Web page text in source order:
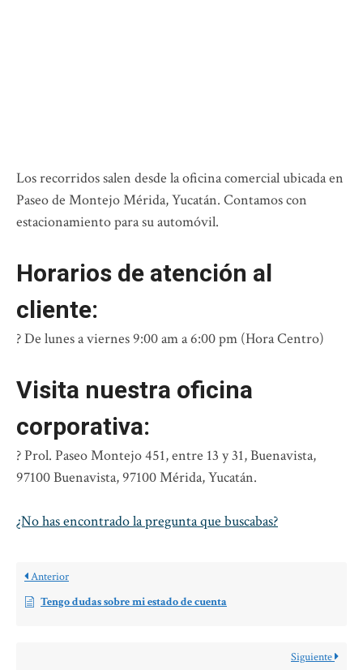
Los recorridos salen desde la oficina comercial ubicada en
Paseo de Montejo Mérida, Yucatán. Contamos con
estacionamiento para su automóvil.
Horarios de atención al
cliente:
? De lunes a viernes 9:00 am a 6:00 pm (Hora Centro)
Visita nuestra oficina
corporativa:
? Prol. Paseo Montejo 451, entre 13 y 31, Buenavista,
97100 Buenavista, 97100 Mérida, Yucatán.
¿No has encontrado la pregunta que buscabas?
Anterior
Tengo dudas sobre mi estado de cuenta
Siguiente